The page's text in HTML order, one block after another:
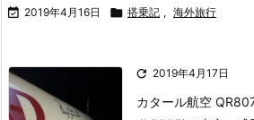
 2019年4月16日  搭乗記 , 海外旅行
 2019年4月17日
カタール航空